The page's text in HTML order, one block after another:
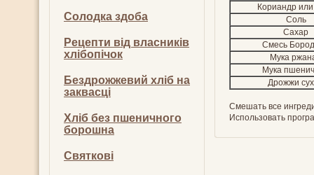
Солодка здоба
Рецепти від власників
хлібопічок
Бездрожжевий хліб на
заквасці
Хліб без пшеничного
борошна
Святкові
Кориандр
Соль
Сахар
Смесь
Мука
Мука
Дрожжи
Смешать все
Использовать